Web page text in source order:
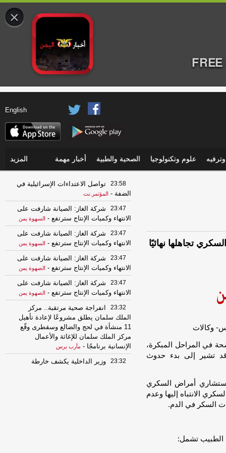
English
علوم وتكنولوجيا الصحية والطبية أخبار مهمة المزيد
تجاهلها نهائيًا
في المراحل المبكرة،
تشير إلى بدء حدوث
أمراض السكري
الانتباه إليها وعدم
السكر في الدم.
الطبيب تشمل:
23:58
تواصل الاعتداءات الإسرائيلية في
الضفة - المؤتمر.نت
23:47
شركة الغاز: الصيانة شارفت على
الانتهاء وكميات الإنتاج سترتفع - السهوة يمن
23:47
شركة الغاز: الصيانة شارفت على
الانتهاء وكميات الإنتاج سترتفع - السهوة يمن
23:47
شركة الغاز: الصيانة شارفت على
الانتهاء وكميات الإنتاج سترتفع - الصهوة يمن
23:47
شركة الغاز: الصيانة شارفت على
الانتهاء وكميات الإنتاج سترتفع - الصهوة يمن
23:32
انفراجة صحية مرتقبة.. مركز
الملك سلمان يطلق مشروعًا لإعادة تأهيل
11 منشأة في لحج والضالع وسقطرى وقّع
مركز الملك سلمان للإغاثة والأعمال
الإنسانية برنامجًا - مأرب برس
23:32
وزير الداخلية يكشف خارطة
×